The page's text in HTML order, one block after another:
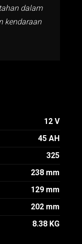
dalam
kendaraan
12 V
45 AH
325
238 mm
129 mm
202 mm
8.38 KG